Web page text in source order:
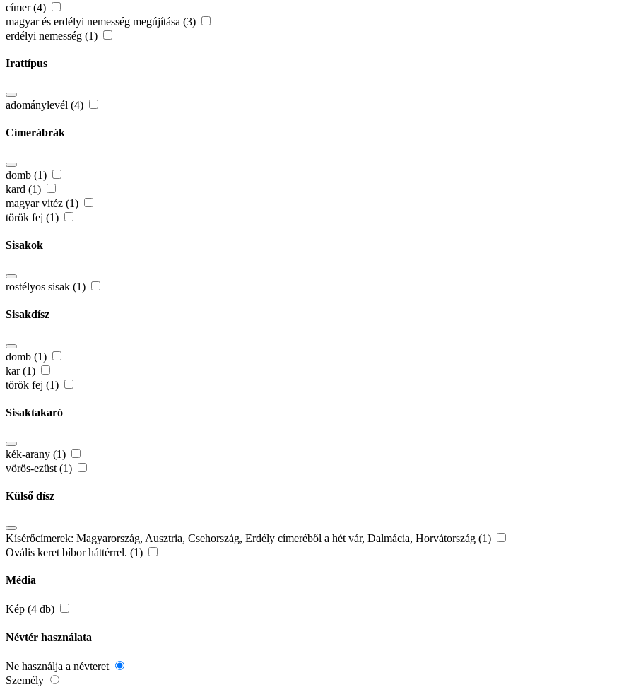
címer (4)
magyar és erdélyi nemesség megújítása (3)
erdélyi nemesség (1)
Irattípus
adománylevél (4)
Címerábrák
domb (1)
kard (1)
magyar vitéz (1)
török fej (1)
Sisakok
rostélyos sisak (1)
Sisakdísz
domb (1)
kar (1)
török fej (1)
Sisaktakaró
kék-arany (1)
vörös-ezüst (1)
Külső dísz
Kísérőcímerek: Magyarország, Ausztria, Csehország, Erdély címeréből a hét vár, Dalmácia, Horvátország (1)
Ovális keret bíbor háttérrel. (1)
Média
Kép (4 db)
Névtér használata
Ne használja a névteret
Személy